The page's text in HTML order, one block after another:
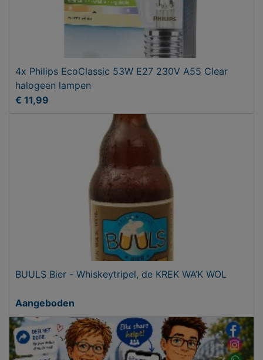
4x Philips EcoClassic 53W E27 230V A55 Clear
halogeen lampen
€ 11,99
BUULS Bier - Whiskeytripel, de KREK WA’K WOL
Aangeboden